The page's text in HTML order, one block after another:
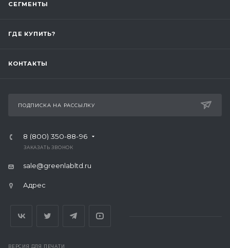
СЕГМЕНТЫ
ГДЕ КУПИТЬ?
КОНТАКТЫ
ПОДПИСКА НА РАССЫЛКУ
8 (800) 350-88-96
ЗАКАЗАТЬ ЗВОНОК
sale@greenlabltd.ru
Адрес
ВЕРСИЯ ДЛЯ ПЕЧАТИ